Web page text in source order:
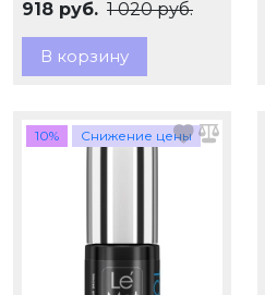
918 руб. 1 020 руб.
В корзину
10% Снижение цены